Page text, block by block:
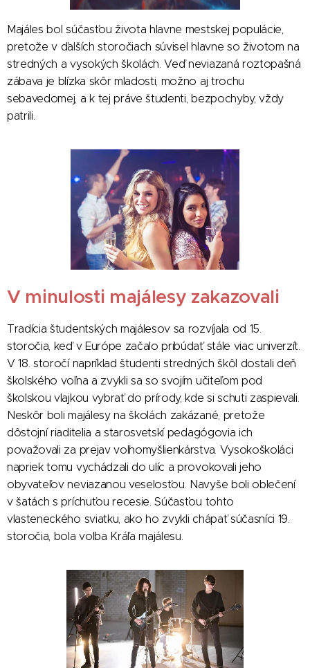
Majáles bol súčasťou života hlavne mestskej populácie,
pretože v ďalších storočiach súvisel hlavne so životom na
stredných a vysokých školách. Veď neviazaná roztopašná
zábava je blízka skôr mladosti, možno aj trochu
sebavedomej, a k tej práve študenti, bezpochyby, vždy
patrili.
V minulosti majálesy zakazovali
Tradícia študentských majálesov sa rozvíjala od 15.
storočia, keď v Európe začalo pribúdať stále viac univerzít.
V 18. storočí napríklad študenti stredných škôl dostali deň
školského voľna a zvykli sa so svojím učiteľom pod
školskou vlajkou vybrať do prírody, kde si schuti zaspievali.
Neskôr boli majálesy na školách zakázané, pretože
dôstojní riaditelia a starosvetskí pedagógovia ich
považovali za prejav voľnomyšlienkárstva. Vysokoškoláci
napriek tomu vychádzali do ulíc a provokovali jeho
obyvateľov neviazanou veselosťou. Navyše boli oblečení
v šatách s príchuťou recesie. Súčasťou tohto
vlasteneckého sviatku, ako ho zvykli chápať súčasníci 19.
storočia, bola voľba Kráľa majálesu.